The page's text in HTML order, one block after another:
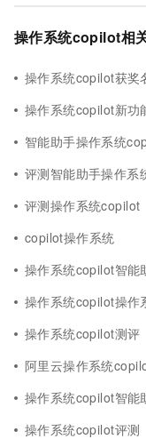
操作系统copilot相
操作系统copilot获奖
操作系统copilot新功
智能助手操作系统
评测智能助手操作系
评测操作系统copilot
copilot操作系统
操作系统copilot智能
操作系统copilot操作
操作系统copilot测评
阿里云操作系统
操作系统copilot智能
操作系统copilot评测